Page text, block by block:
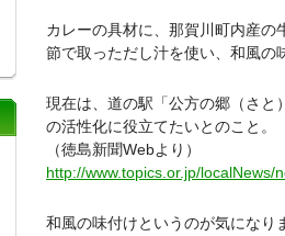
カレーの具材に、那賀川町内産の
節で取っただし汁を使い、和風の
現在は、道の駅「公方の郷（さと
の活性化に役立てたいとのこと。
（徳島新聞Webより）
http://www.topics.or.jp/
和風の味付けというのが気になり